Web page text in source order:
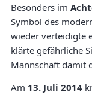
Besonders im
Symbol des
wieder verteidigte
klärte gefährliche
Mannschaft damit
Am 13. Juli 2014